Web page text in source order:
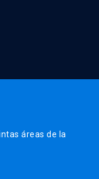
áreas de la